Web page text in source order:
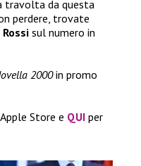
travolta da questa
perdere, trovate
sul numero in
2000in promo
Store e QUI per